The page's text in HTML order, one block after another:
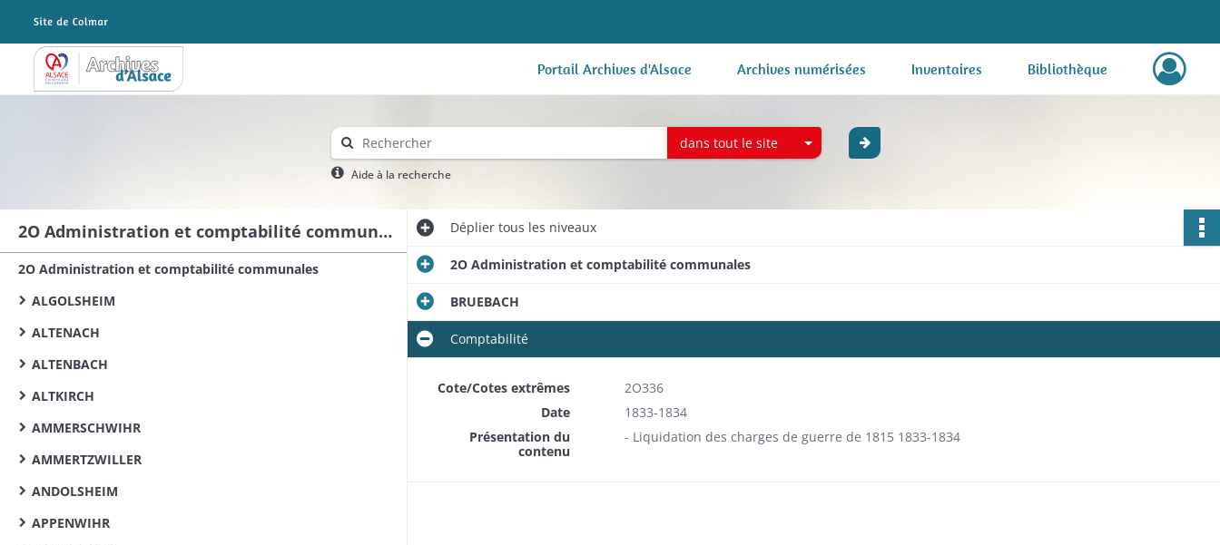
Archives Alsace - Colmar Portail Archives d'Alsace Archives numérisées Inventaires Bibliothèque
dans tout le site
Aide à la recherche
2O Administration et comptabilité communales
2O Administration et comptabilité communales
ALGOLSHEIM
ALTENACH
ALTENBACH
ALTKIRCH
AMMERSCHWIHR
AMMERTZWILLER
ANDOLSHEIM
APPENWIHR
Dépliertous les niveaux
2O Administration et comptabilité communales
BRUEBACH
Comptabilité
Cote/Cotes extrêmes
2O336
Date
1833-1834
Présentation du
contenu
- Liquidation des charges de guerre de 1815 1833-1834